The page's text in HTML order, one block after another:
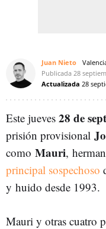
Juan Nieto
Publicada 28
Actualizada 28
Este jueves 28 de
prisión provisional
como Mauri,
principal sospechoso
y huido desde 1993.
Mauri y otras cuatro